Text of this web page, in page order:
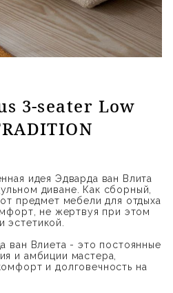
3-seater Low
идея Эдварда ван Влита
диване. Как сборный,
предмет мебели для отдыха
не жертвуя при этом
ван Влиета - это постоянные
и амбиции мастера,
и долговечность на